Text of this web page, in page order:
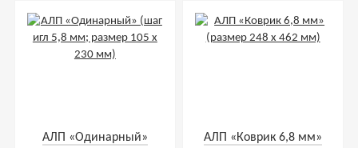
АЛП «Одинарный»
АЛП «Коврик 6,8 мм»